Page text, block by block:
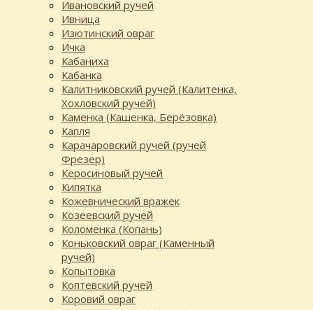
Ивановский ручей
Ивница
Изютинский овраг
Ичка
Кабаниха
Кабанка
Калитниковский ручей (Калитенка,
Хохловский ручей)
Каменка (Кашенка, Берёзовка)
Капля
Карачаровский ручей (ручей
Фрезер)
Керосиновый ручей
Кипятка
Кожевнический вражек
Козеевский ручей
Коломенка (Копань)
Коньковский овраг (Каменный
ручей)
Копытовка
Коптевский ручей
Коровий овраг